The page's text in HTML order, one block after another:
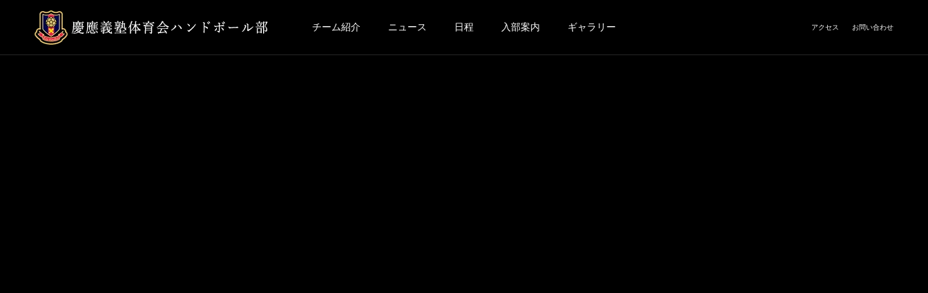
チーム紹介 ニュース 日程 入部案内 ギャラリー アクセス お問い合わせ